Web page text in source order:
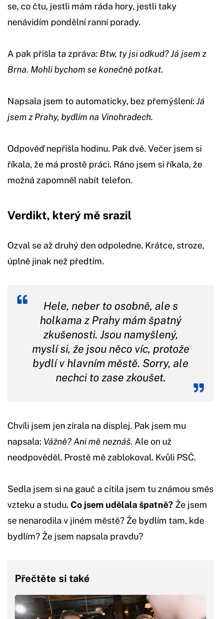
se, co čtu, jestli mám ráda hory, jestli taky
nenávidím pondělní ranní porady.
A pak přišla ta zpráva: Btw, ty jsi odkud? Já jsem z
Brna. Mohli bychom se konečně potkat.
Napsala jsem to automaticky, bez přemýšlení: Já
jsem z Prahy, bydlím na Vinohradech.
Odpověď nepřišla hodinu. Pak dvě. Večer jsem si
říkala, že má prostě práci. Ráno jsem si říkala, že
možná zapomněl nabít telefon.
Verdikt, který mě srazil
Ozval se až druhý den odpoledne. Krátce, stroze,
úplně jinak než předtím.
Hele, neber to osobně, ale s
holkama z Prahy mám špatný
zkušenosti. Jsou namyšlený,
myslí si, že jsou něco víc, protože
bydlí v hlavním městě. Sorry, ale
nechci to zase zkoušet.
Chvíli jsem jen zírala na displej. Pak jsem mu
napsala: Vážně? Ani mě neznáš. Ale on už
neodpověděl. Prostě mě zablokoval. Kvůli PSČ.
Sedla jsem si na gauč a cítila jsem tu známou směs
vzteku a studu. Co jsem udělala špatně? Že jsem
se nenarodila v jiném městě? Že bydlím tam, kde
bydlím? Že jsem napsala pravdu?
Přečtěte si také